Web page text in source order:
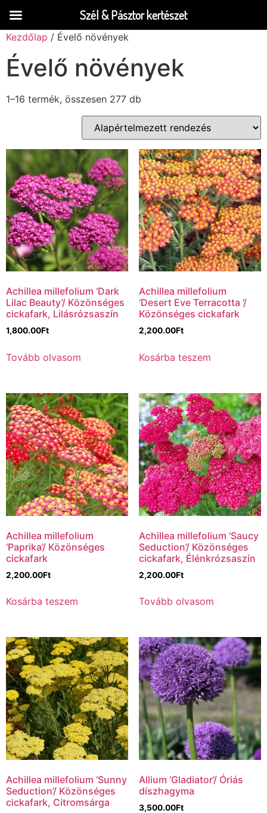
Kezdőlap / Évelő növények
Évelő növények
1–16 termék, összesen 277 db
Achillea millefolium ‘Dark
Lilac Beauty’/ Közönséges
cickafark, Lilásrózsaszín
1,800.00Ft
Tovább olvasom
Achillea millefolium
‘Desert Eve Terracotta ‘/
Közönséges cickafark
2,200.00Ft
Kosárba teszem
Achillea millefolium
‘Paprika’/ Közönséges
cickafark
2,200.00Ft
Kosárba teszem
Achillea millefolium ‘Saucy
Seduction’/ Közönséges
cickafark, Élénkrózsaszín
2,200.00Ft
Tovább olvasom
Achillea millefolium ‘Sunny
Seduction’/ Közönséges
cickafark, Citromsárga
Allium ‘Gladiator’/ Óriás
díszhagyma
3,500.00Ft
Szél & Pásztor kertészet